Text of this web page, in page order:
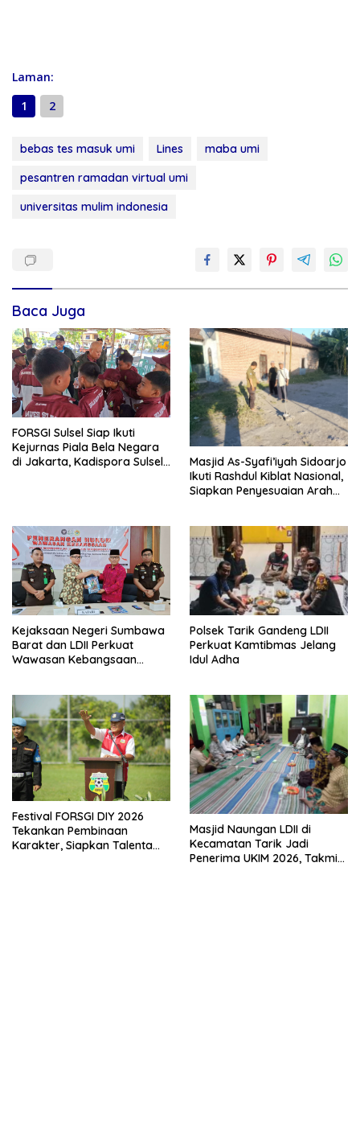
Laman:
1
2
bebas tes masuk umi Lines
maba umi
pesantren ramadan virtual umi
universitas mulim indonesia
Baca Juga
FORSGI Sulsel Siap Ikuti
Kejurnas Piala Bela Negara
di Jakarta, Kadispora Sulsel
Masjid As-Syafi’iyah Sidoarjo
Ikuti Rashdul Kiblat Nasional,
Siapkan Penyesuaian Arah
Kejaksaan Negeri Sumbawa
Barat dan LDII Perkuat
Wawasan Kebangsaan
Polsek Tarik Gandeng LDII
Perkuat Kamtibmas Jelang
Idul Adha
Festival FORSGI DIY 2026
Tekankan Pembinaan
Karakter, Siapkan Talenta
Masjid Naungan LDII di
Kecamatan Tarik Jadi
Penerima UKIM 2026, Takmir